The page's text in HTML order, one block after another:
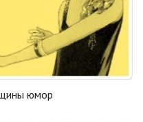
юмор